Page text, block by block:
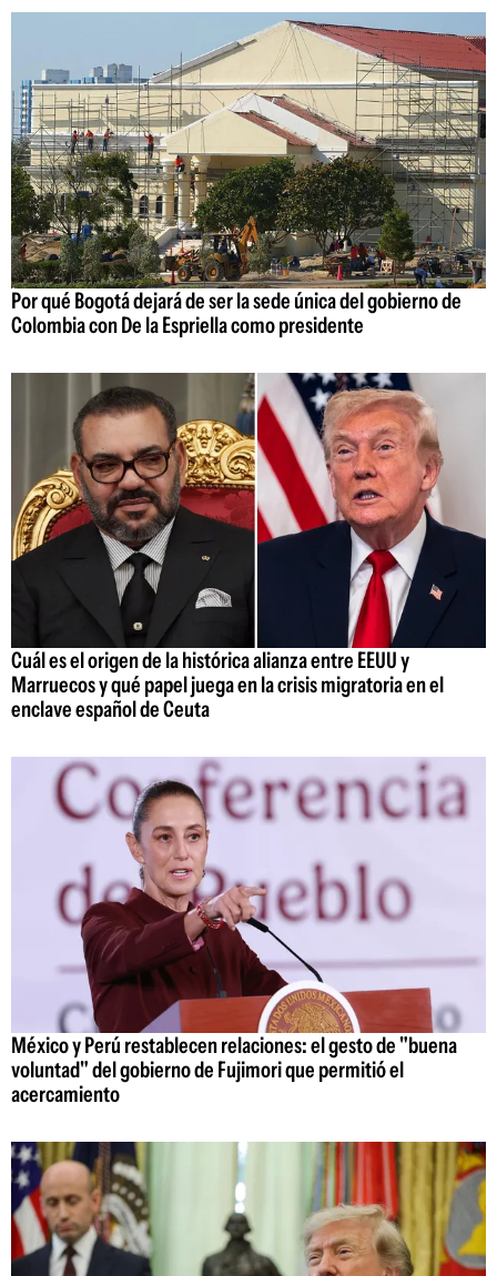
Por qué Bogotá dejará de ser la sede única del gobierno de
Colombia con De la Espriella como presidente
Cuál es el origen de la histórica alianza entre EEUU y
Marruecos y qué papel juega en la crisis migratoria en el
enclave español de Ceuta
México y Perú restablecen relaciones: el gesto de "buena
voluntad" del gobierno de Fujimori que permitió el
acercamiento